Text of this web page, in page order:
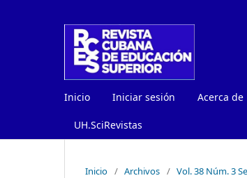
Inicio Iniciar sesión Acerca de
UH.SciRevistas
Inicio / Archivos / Vol. 38 Núm. 3